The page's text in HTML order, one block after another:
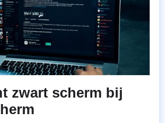
zwart scherm bij